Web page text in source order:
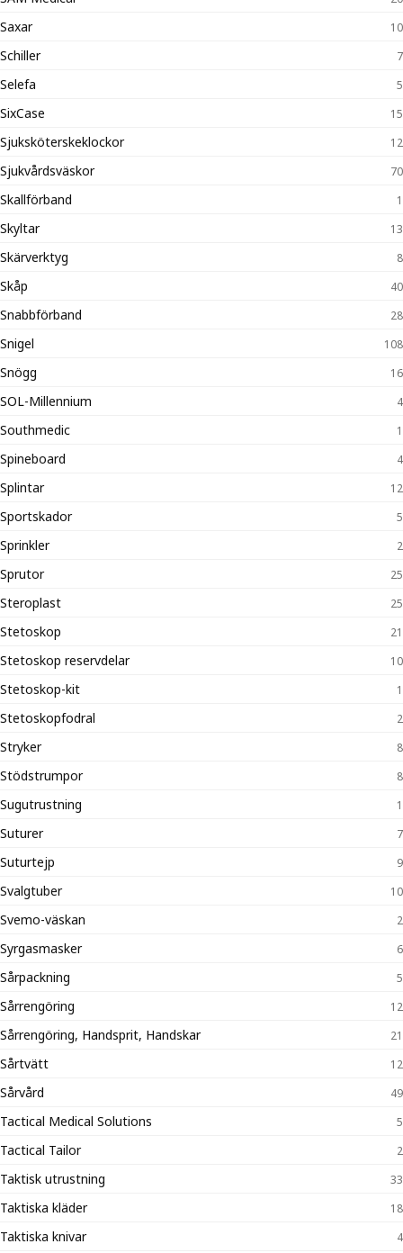
Saxar 10
Schiller 7
Selefa 5
SixCase 15
Sjuksköterskeklockor 12
Sjukvårdsväskor 70
Skallförband 1
Skyltar 13
Skärverktyg 8
Skåp 40
Snabbförband 28
Snigel 108
Snögg 16
SOL-Millennium 4
Southmedic 1
Spineboard 4
Splintar 12
Sportskador 5
Sprinkler 2
Sprutor 25
Steroplast 25
Stetoskop 21
Stetoskop reservdelar 10
Stetoskop-kit 1
Stetoskopfodral 2
Stryker 8
Stödstrumpor 8
Sugutrustning 1
Suturer 7
Suturtejp 9
Svalgtuber 10
Svemo-väskan 2
Syrgasmasker 6
Sårpackning 5
Sårrengöring 12
Sårrengöring, Handsprit, Handskar 21
Sårtvätt 12
Sårvård 49
Tactical Medical Solutions 5
Tactical Tailor 2
Taktisk utrustning 33
Taktiska kläder 18
Taktiska knivar 4